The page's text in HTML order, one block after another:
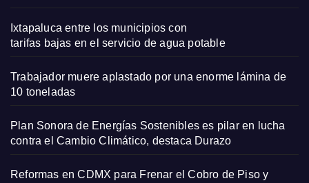
Ixtapaluca entre los municipios con
tarifas bajas en el servicio de agua potable
Trabajador muere aplastado por una enorme lámina de
10 toneladas
Plan Sonora de Energías Sostenibles es pilar en lucha
contra el Cambio Climático, destaca Durazo
Reformas en CDMX para Frenar el Cobro de Piso y